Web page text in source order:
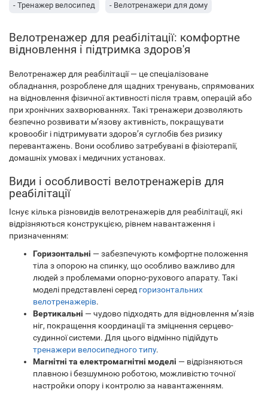
- Тренажер велосипед - Велотренажери для дому
Велотренажер для реабілітації: комфортне
відновлення і підтримка здоров'я
Велотренажер для реабілітації — це спеціалізоване
обладнання, розроблене для щадних тренувань, спрямованих
на відновлення фізичної активності після травм, операцій або
при хронічних захворюваннях. Такі тренажери дозволяють
безпечно розвивати м’язову активність, покращувати
кровообіг і підтримувати здоров’я суглобів без ризику
перевантажень. Вони особливо затребувані в фізіотерапії,
домашніх умовах і медичних установах.
Види і особливості велотренажерів для
реабілітації
Існує кілька різновидів велотренажерів для реабілітації, які
відрізняються конструкцією, рівнем навантаження і
призначенням:
Горизонтальні — забезпечують комфортне положення
тіла з опорою на спинку, що особливо важливо для
людей з проблемами опорно-рухового апарату. Такі
моделі представлені серед горизонтальних
велотренажерів.
Вертикальні — чудово підходять для відновлення м’язів
ніг, покращення координації та зміцнення серцево-
судинної системи. Для цього відмінно підійдуть
тренажери велосипедного типу.
Магнітні та електромагнітні моделі — відрізняються
плавною і безшумною роботою, можливістю точної
настройки опору і контролю за навантаженням.